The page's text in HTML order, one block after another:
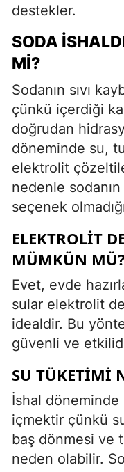
destekler.
SODA
MI?
Sodanın sıvı
çünkü içerdiği
doğrudan
döneminde su,
elektrolit
nedenle
seçenek
ELEKTROLIT
MÜMKÜN MÜ?
Evet, evde
sular elektrolit
idealdir. Bu
güvenli ve
SU TÜKETIMI
İshal
içmektir çünkü
baş dönmesi ve
neden olabilir.